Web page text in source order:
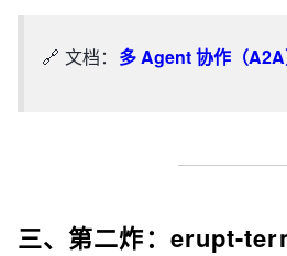
🔗 文档： 多 Agent 协作（A2A
三、第二炸：erupt-